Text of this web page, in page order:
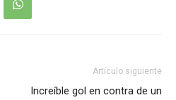
Artículo siguiente
Increíble gol en contra de un